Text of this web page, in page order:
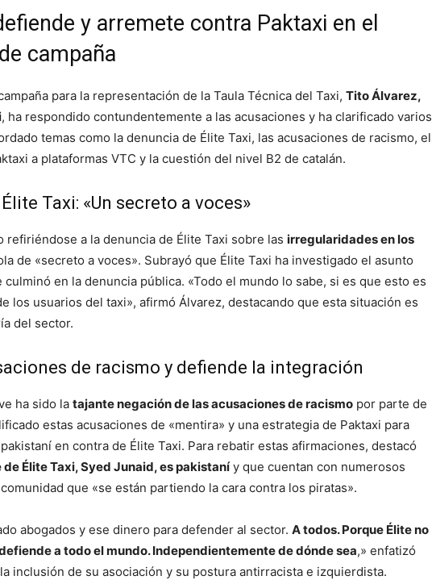
y arremete contra Paktaxi en el
campaña
para la representación de la Taula Técnica del Taxi, Tito Álvarez,
, ha respondido contundentemente a las acusaciones y ha clarificado varios
temas como la denuncia de Élite Taxi, las acusaciones de racismo, el
a plataformas VTC y la cuestión del nivel B2 de catalán.
Taxi: «Un secreto a voces»
refiriéndose a la denuncia de Élite Taxi sobre las irregularidades en los
de «secreto a voces». Subrayó que Élite Taxi ha investigado el asunto
en la denuncia pública. «Todo el mundo lo sabe, si es que esto es
los usuarios del taxi», afirmó Álvarez, destacando que esta situación es
del sector.
de racismo y defiende la integración
ha sido la tajante negación de las acusaciones de racismo por parte de
estas acusaciones de «mentira» y una estrategia de Paktaxi para
en contra de Élite Taxi. Para rebatir estas afirmaciones, destacó
Élite Taxi, Syed Junaid, es pakistaníy que cuentan con numerosos
que «se están partiendo la cara contra los piratas».
abogados y ese dinero para defender al sector. A todos. Porque Élite no
a todo el mundo. Independientemente de dónde sea,» enfatizó
inclusión de su asociación y su postura antirracista e izquierdista.